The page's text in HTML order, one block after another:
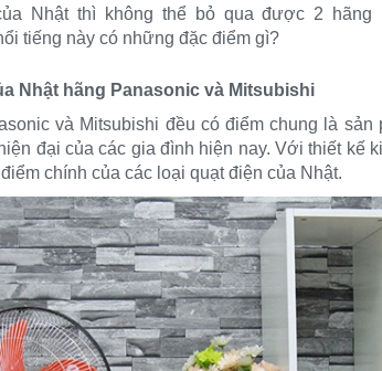
Nhật thì không thể bỏ qua được 2 hãng
tiếng này có những đặc điểm gì?
Nhật hãng Panasonic và Mitsubishi
và Mitsubishi đều có điểm chung là sản
đại của các gia đình hiện nay. Với thiết kế
chính của các loại quạt điện của Nhật.